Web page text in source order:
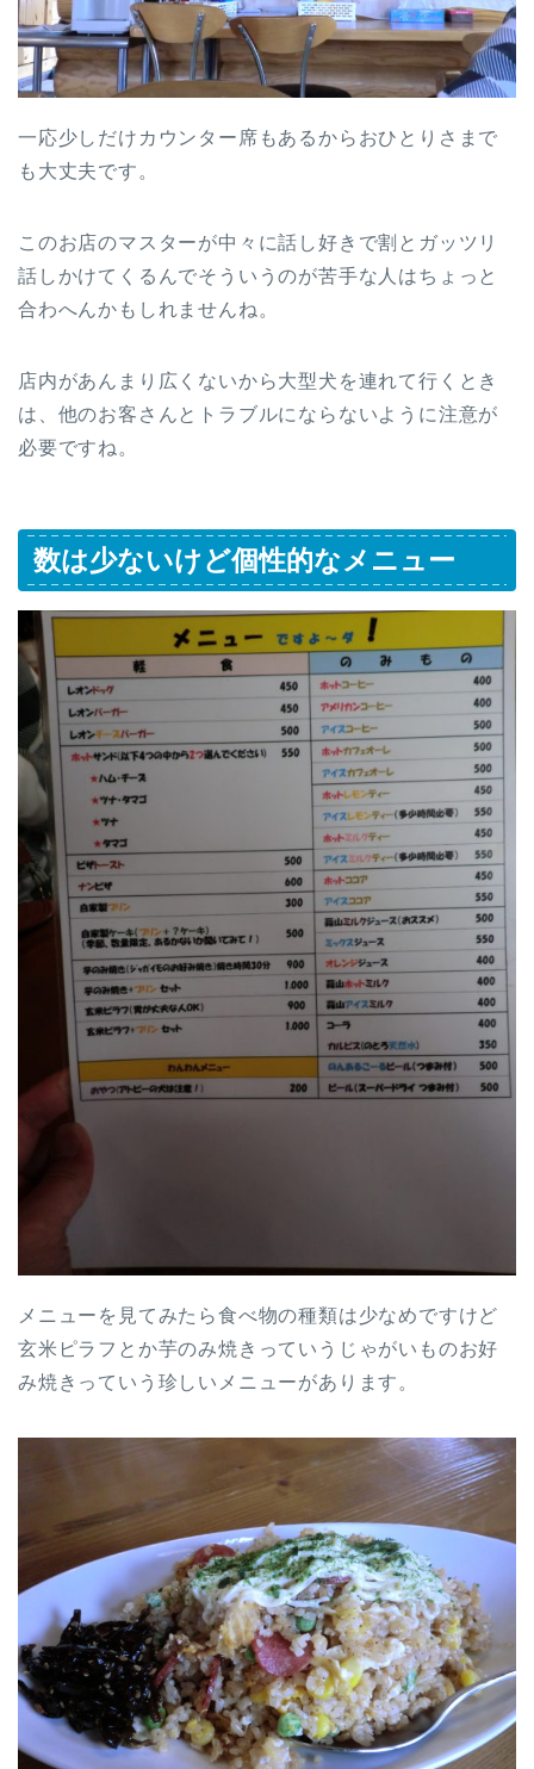
一応少しだけカウンター席もあるからおひとりさまで
も大丈夫です。
このお店のマスターが中々に話し好きで割とガッツリ
話しかけてくるんでそういうのが苦手な人はちょっと
合わへんかもしれませんね。
店内があんまり広くないから大型犬を連れて行くとき
は、他のお客さんとトラブルにならないように注意が
必要ですね。
数は少ないけど個性的なメニュー
メニューを見てみたら食べ物の種類は少なめですけど
玄米ピラフとか芋のみ焼きっていうじゃがいものお好
み焼きっていう珍しいメニューがあります。